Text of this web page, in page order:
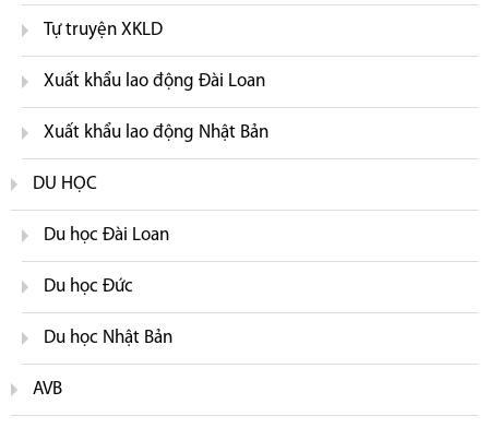
Tự truyện XKLD
Xuất khẩu lao động Đài Loan
Xuất khẩu lao động Nhật Bản
DU HỌC
Du học Đài Loan
Du học Đức
Du học Nhật Bản
AVB